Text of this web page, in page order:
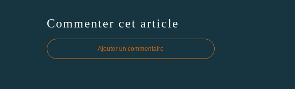
Commenter cet article
Ajouter un commentaire